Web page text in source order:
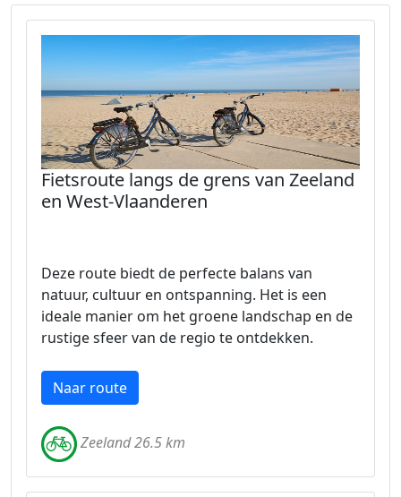
Fietsroute langs de grens van Zeeland
en West-Vlaanderen
Deze route biedt de perfecte balans van
natuur, cultuur en ontspanning. Het is een
ideale manier om het groene landschap en de
rustige sfeer van de regio te ontdekken.
Naar route
Zeeland 26.5 km